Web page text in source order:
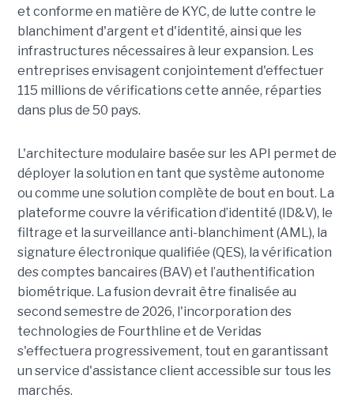
et conforme en matière de KYC, de lutte contre le
blanchiment d'argent et d'identité, ainsi que les
infrastructures nécessaires à leur expansion. Les
entreprises envisagent conjointement d'effectuer
115 millions de vérifications cette année, réparties
dans plus de 50 pays.
L'architecture modulaire basée sur les API permet de
déployer la solution en tant que système autonome
ou comme une solution complète de bout en bout. La
plateforme couvre la vérification d’identité (ID&V), le
filtrage et la surveillance anti-blanchiment (AML), la
signature électronique qualifiée (QES), la vérification
des comptes bancaires (BAV) et l’authentification
biométrique. La fusion devrait être finalisée au
second semestre de 2026, l'incorporation des
technologies de Fourthline et de Veridas
s'effectuera progressivement, tout en garantissant
un service d'assistance client accessible sur tous les
marchés.